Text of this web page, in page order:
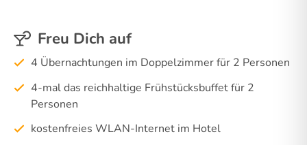
Freu Dich auf
4 Übernachtungen im Doppelzimmer für 2 Personen
4-mal das reichhaltige Frühstücksbuffet für 2
Personen
kostenfreies WLAN-Internet im Hotel